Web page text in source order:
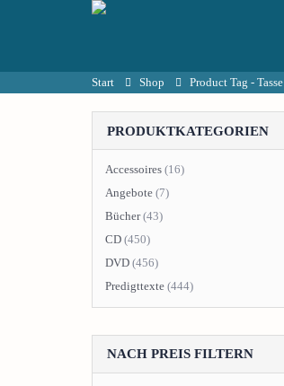
Start Shop Product Tag - Tasse
PRODUKTKATEGORIEN
Accessoires (16)
Angebote (7)
Bücher (43)
CD (450)
DVD (456)
Predigttexte (444)
NACH PREIS FILTERN